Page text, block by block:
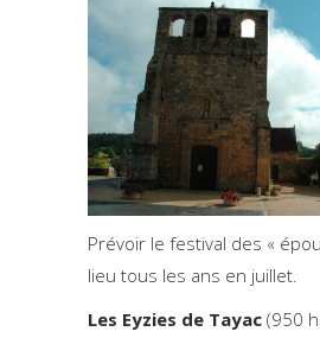
Prévoir le festival des «
lieu tous les ans en juillet.
Les Eyzies de Tayac (950